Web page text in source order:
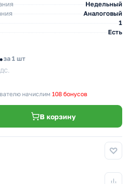
Недельный
Аналоговый
1
Есть
за 1 шт
начислим 108 бонусов
В корзину